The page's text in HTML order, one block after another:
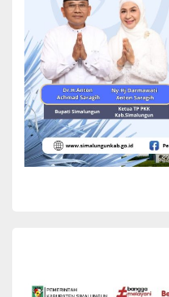
Habonaron Do Bona,”ucap
Selanjutnya, Bupati
Simalungun secara singkat.
masyarakat Simalungun
pertanian dan Kabupaten
386 Nagori dan 27 Kelurahan.
“Selama ini Pemkab
sudah menjalin kerjasama